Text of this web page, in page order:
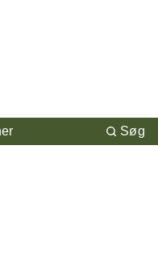
Søg